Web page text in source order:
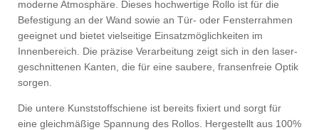
moderne Atmosphäre. Dieses hochwertige Rollo ist für die
Befestigung an der Wand sowie an Tür- oder Fensterrahmen
geeignet und bietet vielseitige Einsatzmöglichkeiten im
Innenbereich. Die präzise Verarbeitung zeigt sich in den laser-
geschnittenen Kanten, die für eine saubere, fransenfreie Optik
sorgen.
Die untere Kunststoffschiene ist bereits fixiert und sorgt für
eine gleichmäßige Spannung des Rollos. Hergestellt aus 100%